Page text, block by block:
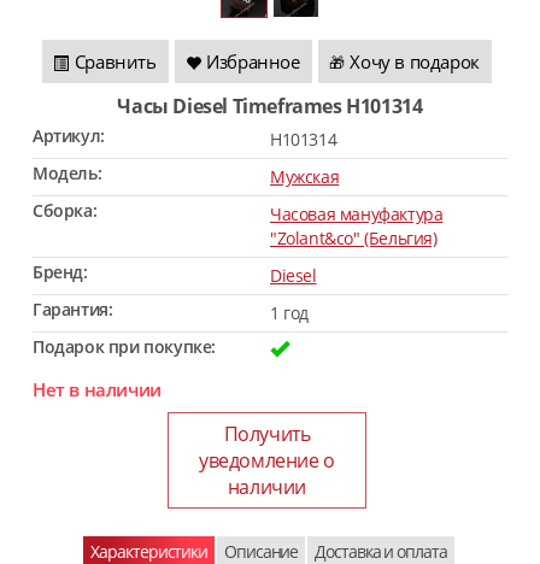
Сравнить Избранное 🎁 Хочу в подарок
Часы Diesel Timeframes H101314
Артикул:
H101314
Модель:
Мужская
Сборка:
Часовая мануфактура
"Zolant&co" (Бельгия)
Бренд:
Diesel
Гарантия:
1 год
Подарок при покупке:
Нет в наличии
Получить
уведомление о
наличии
Характеристики Описание
Доставка и оплата